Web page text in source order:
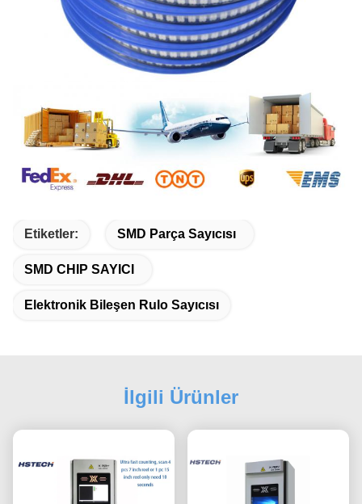
Etiketler: SMD Parça Sayıcısı
SMD CHIP SAYICI
Elektronik Bileşen Rulo Sayıcısı
İlgili Ürünler